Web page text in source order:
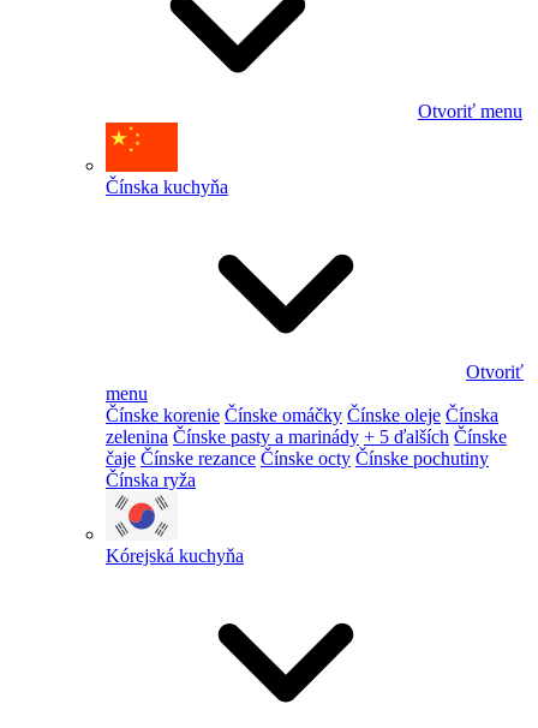
Otvoriť menu
Čínska kuchyňa
Otvoriť
menu
Čínske korenie Čínske omáčky Čínske oleje Čínska
zelenina Čínske pasty a marinády + 5 ďalších Čínske
čaje Čínske rezance Čínske octy Čínske pochutiny
Čínska ryža
Kórejská kuchyňa